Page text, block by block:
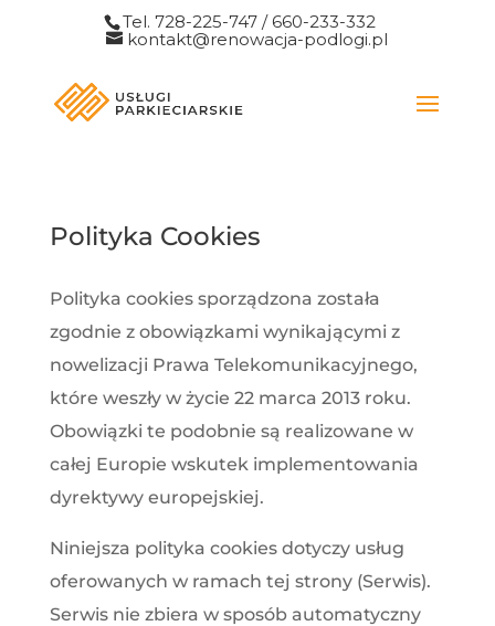
Tel. 728-225-747 / 660-233-332
kontakt@renowacja-podlogi.pl
Polityka Cookies
Polityka cookies sporządzona została
zgodnie z obowiązkami wynikającymi z
nowelizacji Prawa Telekomunikacyjnego,
które weszły w życie 22 marca 2013 roku.
Obowiązki te podobnie są realizowane w
całej Europie wskutek implementowania
dyrektywy europejskiej.
Niniejsza polityka cookies dotyczy usług
oferowanych w ramach tej strony (Serwis).
Serwis nie zbiera w sposób automatyczny